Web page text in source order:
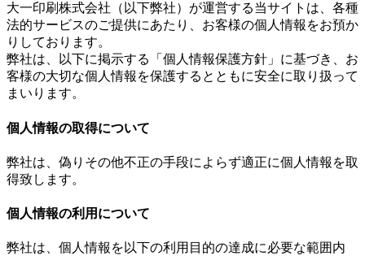
大一印刷株式会社（以下弊社）が運営する当サイトは、各種
法的サービスのご提供にあたり、お客様の個人情報をお預か
りしております。
弊社は、以下に掲示する「個人情報保護方針」に基づき、お
客様の大切な個人情報を保護するとともに安全に取り扱って
まいります。
個人情報の取得について
弊社は、偽りその他不正の手段によらず適正に個人情報を取
得致します。
個人情報の利用について
弊社は、個人情報を以下の利用目的の達成に必要な範囲内